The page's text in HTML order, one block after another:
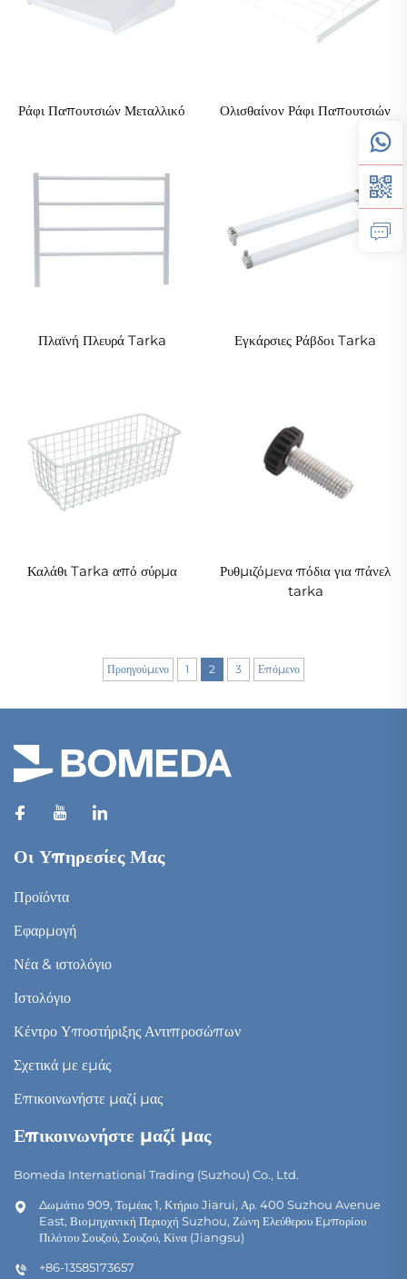
Ράφι Παπουτσιών Μεταλλικό Ολισθαίνον Ράφι Παπουτσιών
Πλαϊνή Πλευρά Tarka Εγκάρσιες Ράβδοι Tarka
Καλάθι Tarka από σύρμα
Ρυθμιζόμενα πόδια για πάνελ
tarka
Προηγούμενο 1 2 3 Επόμενο
Οι Υπηρεσίες Μας
Προϊόντα
Εφαρμογή
Νέα & ιστολόγιο
Ιστολόγιο
Κέντρο Υποστήριξης Αντιπροσώπων
Σχετικά με εμάς
Επικοινωνήστε μαζί μας
Επικοινωνήστε μαζί μας
Bomeda International Trading (Suzhou) Co., Ltd.
Δωμάτιο 909, Τομέας 1, Κτήριο Jiarui, Αρ. 400 Suzhou Avenue
East, Βιομηχανική Περιοχή Suzhou, Ζώνη Ελεύθερου Εμπορίου
Πιλότου Σουζού, Σουζού, Κίνα (Jiangsu)
+86-13585173657